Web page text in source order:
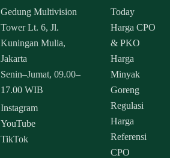
Gedung Multivision
Tower Lt. 6, Jl.
Kuningan Mulia,
Jakarta
Senin–Jumat, 09.00–
17.00 WIB
Instagram
YouTube
TikTok
Today
Harga CPO
& PKO
Harga
Minyak
Goreng
Regulasi
Harga
Referensi
CPO